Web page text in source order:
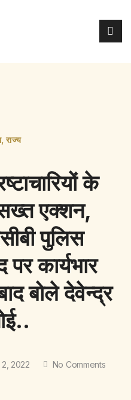
,राज्य
के
एक्शन,
पुलिस
कार्यभार
बोले देवेन्द्र
2022 No Comments